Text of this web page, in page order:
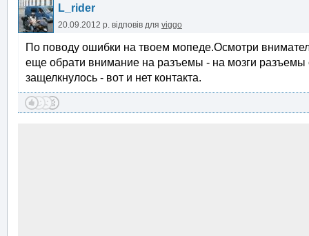
L_rider
20.09.2012 р. відповів для viggo
По поводу ошибки на твоем мопеде.Осмотри
еще обрати внимание на разъемы - на мозги
защелкнулось - вот и нет контакта.